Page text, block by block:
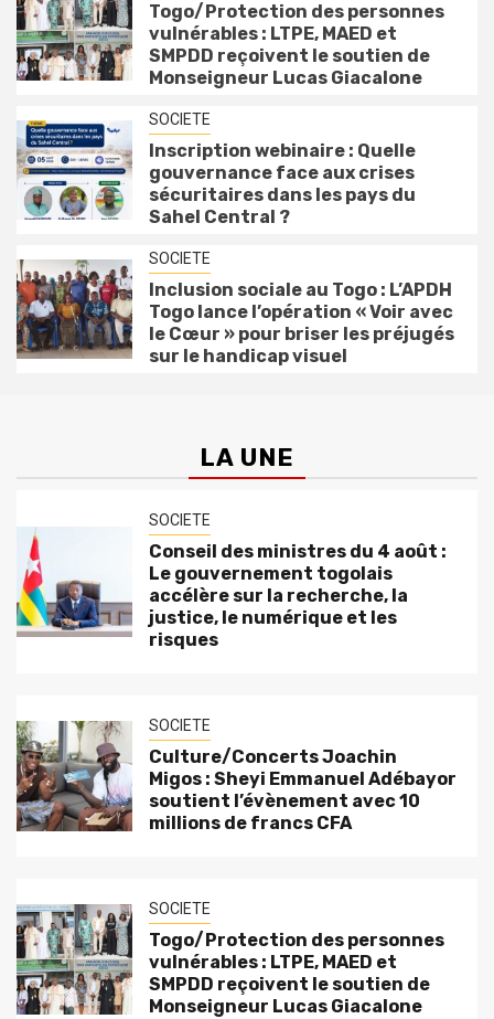
Togo/Protection des personnes
vulnérables : LTPE, MAED et
SMPDD reçoivent le soutien de
Monseigneur Lucas Giacalone
SOCIETE
Inscription webinaire : Quelle
gouvernance face aux crises
sécuritaires dans les pays du
Sahel Central ?
SOCIETE
Inclusion sociale au Togo : L’APDH
Togo lance l’opération « Voir avec
le Cœur » pour briser les préjugés
sur le handicap visuel
LA UNE
SOCIETE
Conseil des ministres du 4 août :
Le gouvernement togolais
accélère sur la recherche, la
justice, le numérique et les
risques
SOCIETE
Culture/Concerts Joachin
Migos : Sheyi Emmanuel Adébayor
soutient l’évènement avec 10
millions de francs CFA
SOCIETE
Togo/Protection des personnes
vulnérables : LTPE, MAED et
SMPDD reçoivent le soutien de
Monseigneur Lucas Giacalone